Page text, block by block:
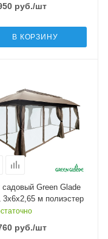
руб./шт
В КОРЗИНУ
садовый Green Glade
3х6х2,65 м полиэстер
руб./шт